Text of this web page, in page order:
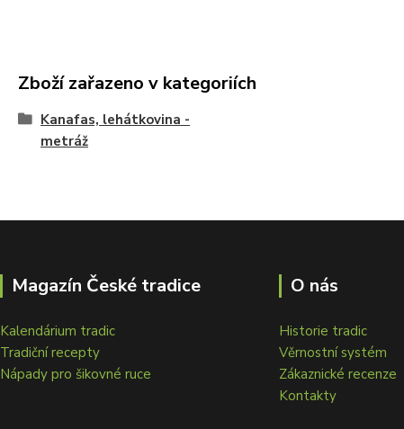
Zboží zařazeno v kategoriích
Kanafas, lehátkovina -
metráž
Magazín České tradice
Kalendárium tradic
Tradiční recepty
Nápady pro šikovné ruce
O nás
Historie tradic
Věrnostní systém
Zákaznické recenze
Kontakty